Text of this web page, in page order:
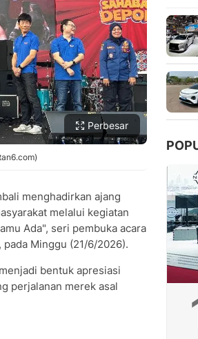
Perbesar
menghadirkan ajang
melalui kegiatan
Ada", seri pembuka acara
Minggu (21/6/2026).
bentuk apresiasi
perjalanan merek asal